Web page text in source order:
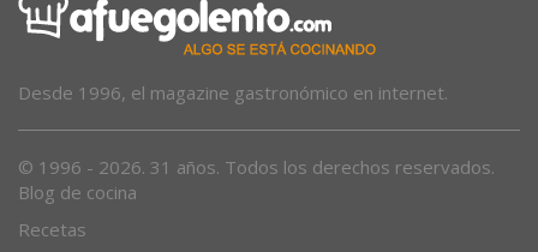
Desde 1996, el magazine gastronómico en internet.
© 1996 - 2026. 31 años. Todos los derechos reservados.
Blog de cocina
Recetas